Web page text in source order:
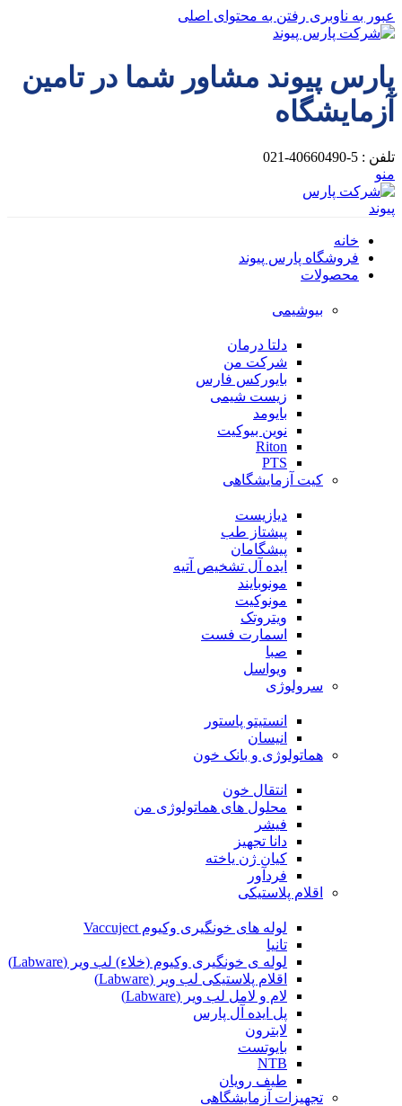
عبور به ناوبری رفتن به محتوای اصلی
پارس پیوند مشاور شما در تامین
آزمایشگاه
تلفن : 5-40660490-021
منو
خانه
فروشگاه پارس پیوند
محصولات
بیوشیمی
دلتا درمان
شرکت من
بایورکس فارس
زیست شیمی
بایومد
نوین بیوکیت
Riton
PTS
کیت آزمایشگاهی
دیازیست
پیشتاز طب
پیشگامان
ایده آل تشخیص آتیه
مونوبایند
مونوکیت
ویتروتک
اسمارت فست
صبا
ویواسل
سرولوژی
انستیتو پاستور
انیسان
هماتولوژی و بانک خون
انتقال خون
محلول های هماتولوژی من
فیشر
دانا تجهیز
کیان ژن یاخته
فردآور
اقلام پلاستیکی
لوله های خونگیری وکیوم Vaccuject
تانیا
لوله ی خونگیری وکیوم (خلاء) لب ویر (Labware)
اقلام پلاستیکی لب ویر (Labware)
لام و لامل لب ویر (Labware)
پل ایده آل پارس
لابترون
بایوتست
NTB
طیف رویان
تجهیزات آزمایشگاهی